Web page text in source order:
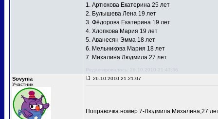
1. Артюхова Екатерина 25 лет
2. Булышева Лена 19 лет
3. Фёдорова Екатерина 19 лет
4. Хлопкова Мария 19 лет
5. Аванесян Эмма 18 лет
6. Мельникова Мария 18 лет
7. Михалина Людмила 27 лет
Редактировалось: 26.10.2010 21:47:36
Sovynia
Участник
26.10.2010 21:21:07
Поправочка:номер 7-Людмила Михалина,27